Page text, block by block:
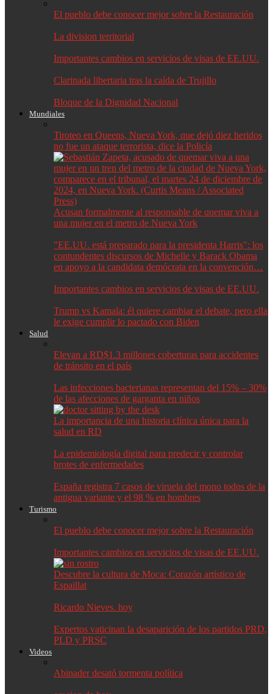
El pueblo debe conocer mejor sobre la Restauración
La division territorial
Importantes cambios en servicios de visas de EE.UU.
Clarinada libertaria tras la caída de Trujillo
Bloque de la Dignidad Nacional
Mundiales
Tiroteo en Queens, Nueva York, que dejó diez heridos
no fue un ataque terrorista, dice la Policía
Acusan formalmente al responsable de quemar viva a
una mujer en el metro de Nueva York
"EE.UU. está preparado para la presidenta Harris": los
contundentes discursos de Michelle y Barack Obama
en apoyo a la candidata demócrata en la convención…
Importantes cambios en servicios de visas de EE.UU.
Trump vs Kamala: él quiere cambiar el debate, pero ella
le exige cumplir lo pactado con Biden
Salud
Elevan a RD$1.3 millones coberturas para accidentes
de tránsito en el país
Las infecciones bacterianas representan del 15% – 30%
de las afecciones de garganta en niños
La importancia de una historia clínica única para la
salud en RD
La epidemiología digital para predecir y controlar
brotes de enfermedades
España registra 7 casos de viruela del mono todos de la
antigua variante y el 98 % en hombres
Turismo
El pueblo debe conocer mejor sobre la Restauración
Importantes cambios en servicios de visas de EE.UU.
Descubre la cultura de Moca: Corazón artístico de
Espaillat
Ricardo Nieves. hoy
Expertos vaticinan la desaparición de los partidos PRD,
PLD y PRSC
Videos
Abinader desató tormenta política